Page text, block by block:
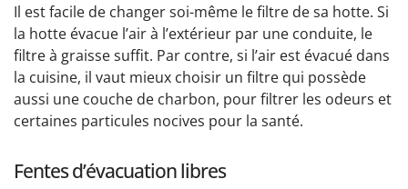
Il est facile de changer soi-même le filtre de sa hotte. Si
la hotte évacue l’air à l’extérieur par une conduite, le
filtre à graisse suffit. Par contre, si l’air est évacué dans
la cuisine, il vaut mieux choisir un filtre qui possède
aussi une couche de charbon, pour filtrer les odeurs et
certaines particules nocives pour la santé.
Fentes d’évacuation libres